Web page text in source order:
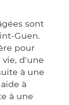
sont
Guen.
pour
d'une
à une
à
à une